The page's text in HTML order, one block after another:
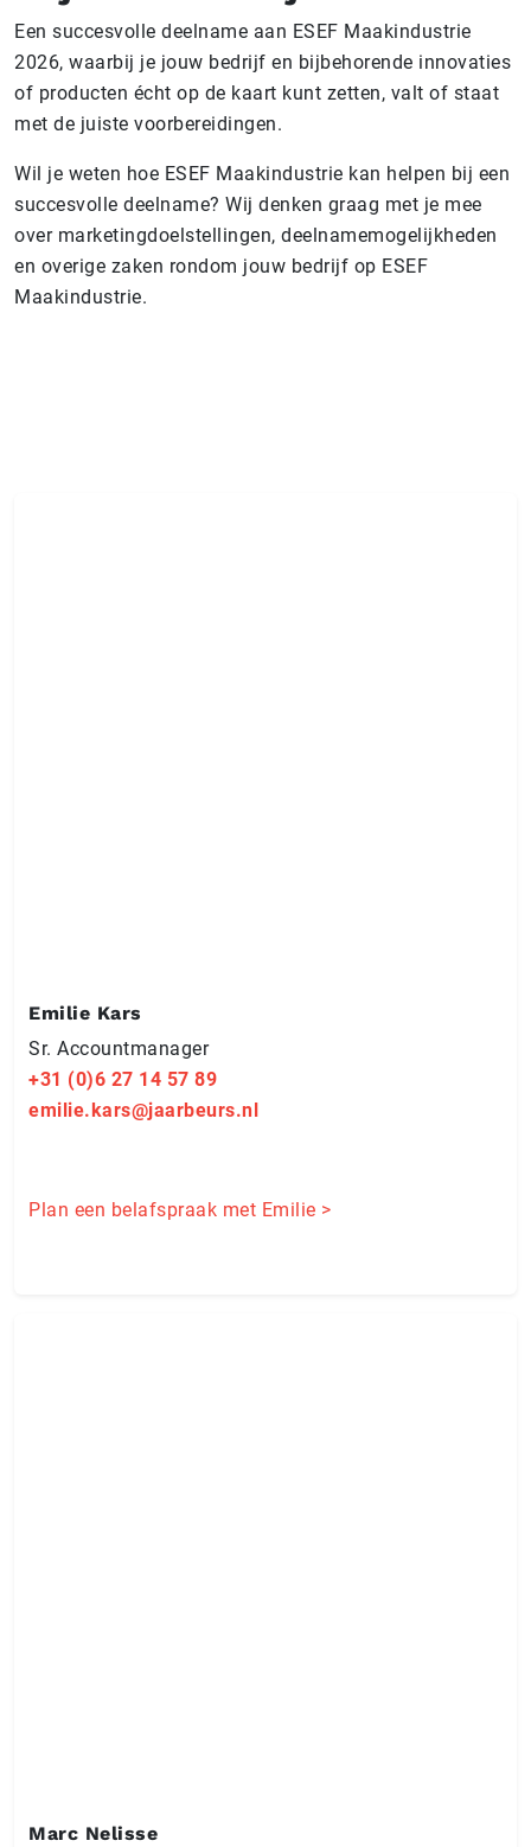
Een succesvolle deelname aan ESEF Maakindustrie
2026, waarbij je jouw bedrijf en bijbehorende innovaties
of producten écht op de kaart kunt zetten, valt of staat
met de juiste voorbereidingen.
Wil je weten hoe ESEF Maakindustrie kan helpen bij een
succesvolle deelname? Wij denken graag met je mee
over marketingdoelstellingen, deelnamemogelijkheden
en overige zaken rondom jouw bedrijf op ESEF
Maakindustrie.
Emilie Kars
Sr. Ac­count­ma­na­ger
+31 (0)6 27 14 57 89
emilie.kars@jaarbeurs.nl
Plan een belafspraak met Emilie >
Marc Nelisse